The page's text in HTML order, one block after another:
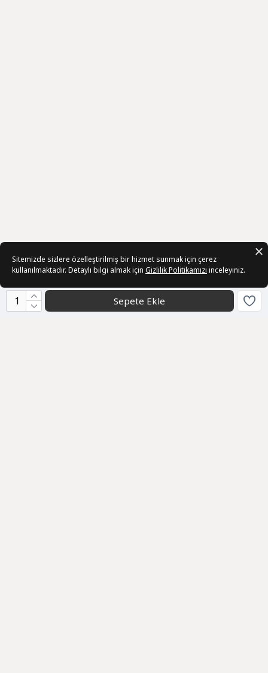
Sepete Ekle
Sitemizde sizlere özelleştirilmiş bir hizmet sunmak için çerez
kullanılmaktadır. Detaylı bilgi almak için Gizlilik Politikamızı inceleyiniz.